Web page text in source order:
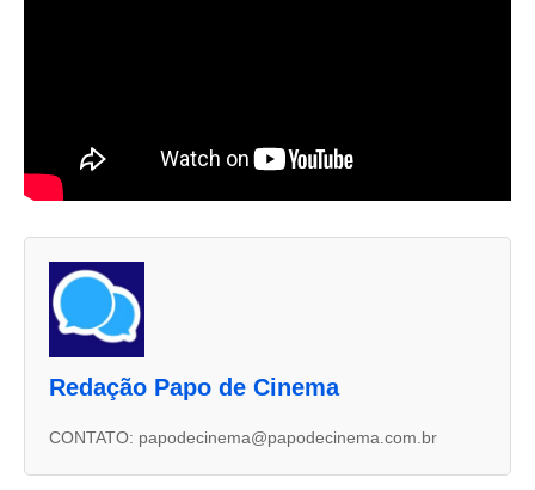
a
Redação Papo de Cinema
CONTATO: papodecinema@papodecinema.com.br